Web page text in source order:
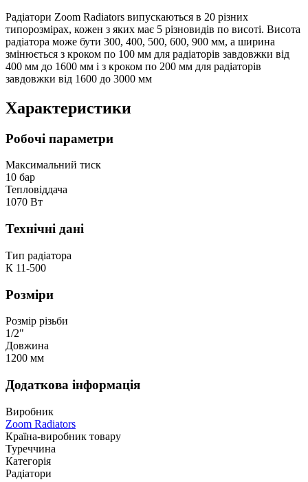
Радіатори Zoom Radiators випускаються в 20 різних
типорозмірах, кожен з яких має 5 різновидів по висоті. Висота
радіатора може бути 300, 400, 500, 600, 900 мм, а ширина
змінюється з кроком по 100 мм для радіаторів завдовжки від
400 мм до 1600 мм і з кроком по 200 мм для радіаторів
завдовжки від 1600 до 3000 мм
Характеристики
Робочі параметри
Максимальний тиск
10 бар
Тепловіддача
1070 Вт
Технічні дані
Тип радіатора
К 11-500
Розміри
Розмір різьби
1/2"
Довжина
1200 мм
Додаткова інформація
Виробник
Zoom Radiators
Країна-виробник товару
Туреччина
Категорія
Радіатори